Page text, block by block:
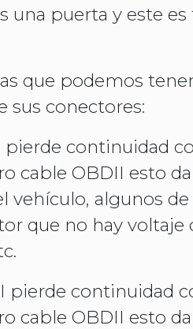
puerta y este es
que podemos
sus conectores:
pierde continuidad
cable OBDII esto
vehículo, algunos
que no hay voltaje
pierde continuidad
cable OBDII esto